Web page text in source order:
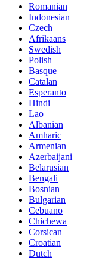
Romanian
Indonesian
Czech
Afrikaans
Swedish
Polish
Basque
Catalan
Esperanto
Hindi
Lao
Albanian
Amharic
Armenian
Azerbaijani
Belarusian
Bengali
Bosnian
Bulgarian
Cebuano
Chichewa
Corsican
Croatian
Dutch